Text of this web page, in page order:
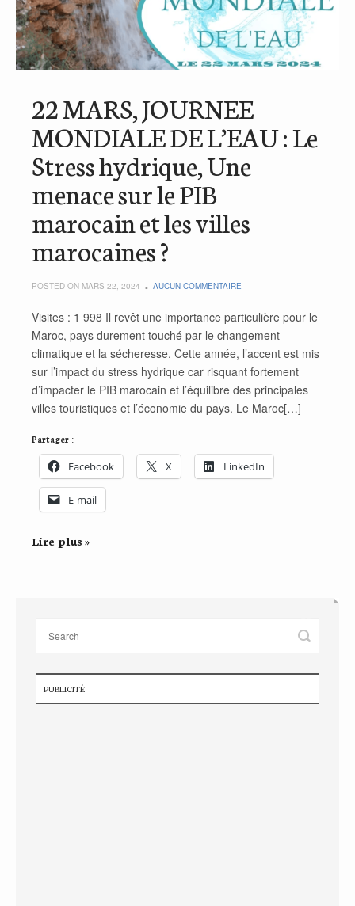
22 MARS, JOURNEE
MONDIALE DE L’EAU : Le
Stress hydrique, Une
menace sur le PIB
marocain et les villes
marocaines ?
POSTED ON MARS 22, 2024 AUCUN COMMENTAIRE
Visites : 1 998 Il revêt une importance particulière pour le
Maroc, pays durement touché par le changement
climatique et la sécheresse. Cette année, l’accent est mis
sur l’impact du stress hydrique car risquant fortement
d’impacter le PIB marocain et l’équilibre des principales
villes touristiques et l’économie du pays. Le Maroc[…]
Partager :
Facebook X LinkedIn
E-mail
Lire plus »
PUBLICITÉ